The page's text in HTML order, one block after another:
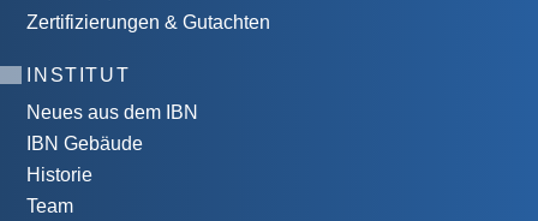
Zertifizierungen & Gutachten
INSTITUT
Neues aus dem IBN
IBN Gebäude
Historie
Team